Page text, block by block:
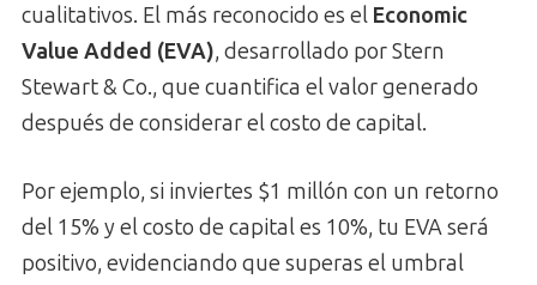
cualitativos. El más reconocido es el Economic
Value Added (EVA), desarrollado por Stern
Stewart & Co., que cuantifica el valor generado
después de considerar el costo de capital.
Por ejemplo, si inviertes $1 millón con un retorno
del 15% y el costo de capital es 10%, tu EVA será
positivo, evidenciando que superas el umbral